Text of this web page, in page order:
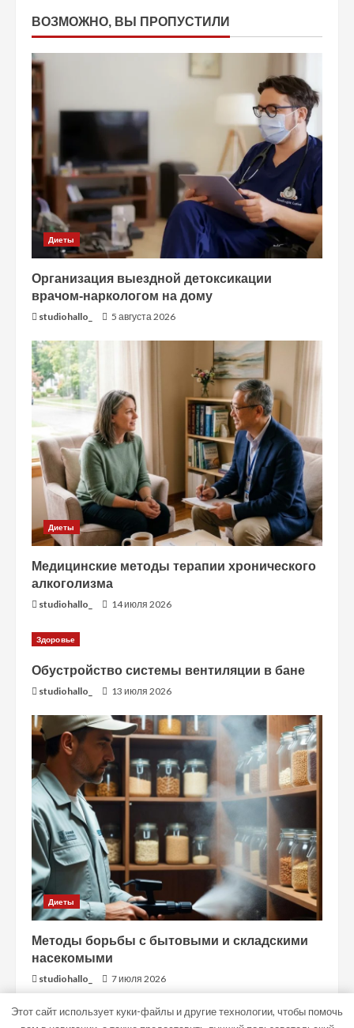
ВОЗМОЖНО, ВЫ ПРОПУСТИЛИ
Диеты
Организация выездной детоксикации
врачом-наркологом на дому
studiohallo_ 5 августа 2026
Диеты
Медицинские методы терапии хронического
алкоголизма
studiohallo_ 14 июля 2026
Здоровье
Обустройство системы вентиляции в бане
studiohallo_ 13 июля 2026
Диеты
Методы борьбы с бытовыми и складскими
насекомыми
studiohallo_ 7 июля 2026
Этот сайт использует куки-файлы и другие технологии, чтобы помочь